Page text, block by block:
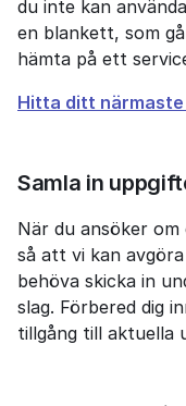
du inte kan
en blankett, som
hämta på ett
Hitta ditt
Samla in
När du ansöker
så att vi kan
behöva skicka in
slag. Förbered dig
tillgång till aktuella